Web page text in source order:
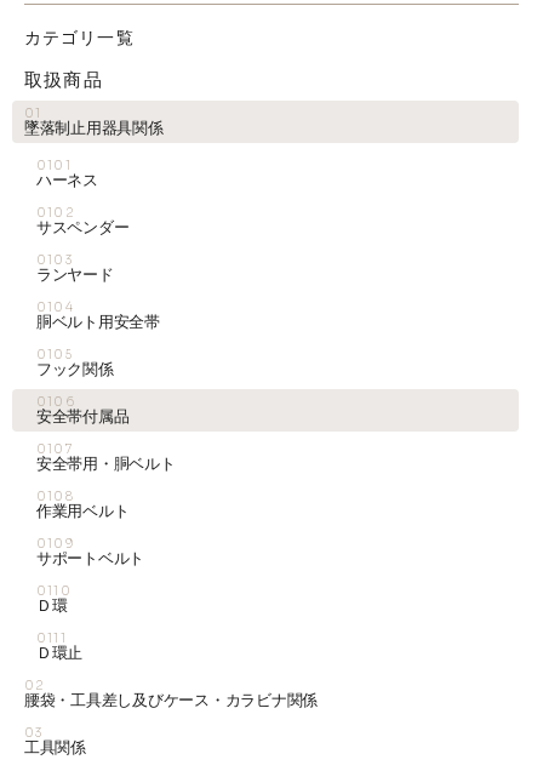
カテゴリ一覧
取扱商品
01
墜落制止用器具関係
0101
ハーネス
0102
サスペンダー
0103
ランヤード
0104
胴ベルト用安全帯
0105
フック関係
0106
安全帯付属品
0107
安全帯用・胴ベルト
0108
作業用ベルト
0109
サポートベルト
0110
Ｄ環
0111
Ｄ環止
02
腰袋・工具差し及びケース・カラビナ関係
03
工具関係